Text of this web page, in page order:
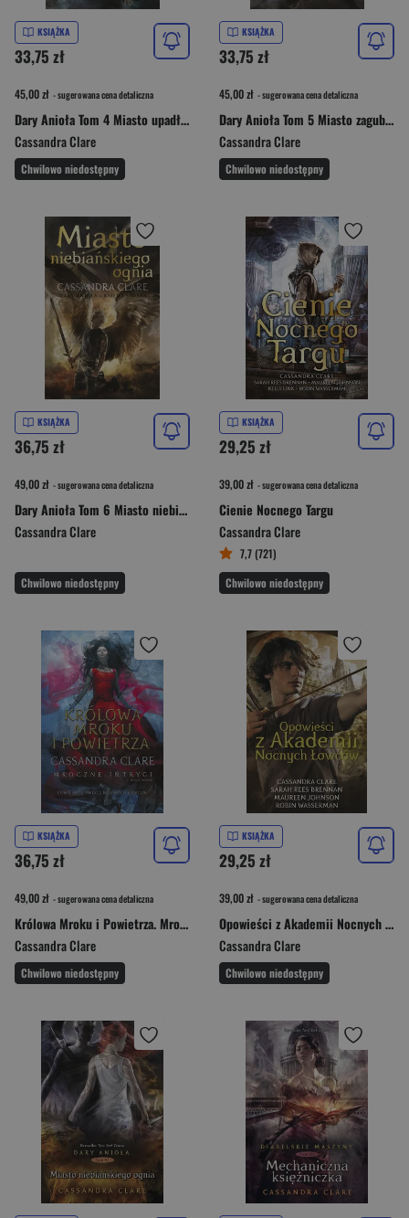
KSIĄŻKA
33,75 zł
45,00 zł - sugerowana cena detaliczna
Dary Anioła Tom 4 Miasto upadłych aniołów
Cassandra Clare
Chwilowo niedostępny
KSIĄŻKA
33,75 zł
45,00 zł - sugerowana cena detaliczna
Dary Anioła Tom 5 Miasto zagubionych dusz
Cassandra Clare
Chwilowo niedostępny
KSIĄŻKA
36,75 zł
49,00 zł - sugerowana cena detaliczna
Dary Anioła Tom 6 Miasto niebiańskiego ognia
Cassandra Clare
Chwilowo niedostępny
KSIĄŻKA
29,25 zł
39,00 zł - sugerowana cena detaliczna
Cienie Nocnego Targu
Cassandra Clare
7,7 (721)
Chwilowo niedostępny
KSIĄŻKA
36,75 zł
49,00 zł - sugerowana cena detaliczna
Królowa Mroku i Powietrza. Mroczne intrygi. Tom 3
Cassandra Clare
Chwilowo niedostępny
KSIĄŻKA
29,25 zł
39,00 zł - sugerowana cena detaliczna
Opowieści z Akademii Nocnych Łowców. Cykl Dary Anioła
Cassandra Clare
Chwilowo niedostępny